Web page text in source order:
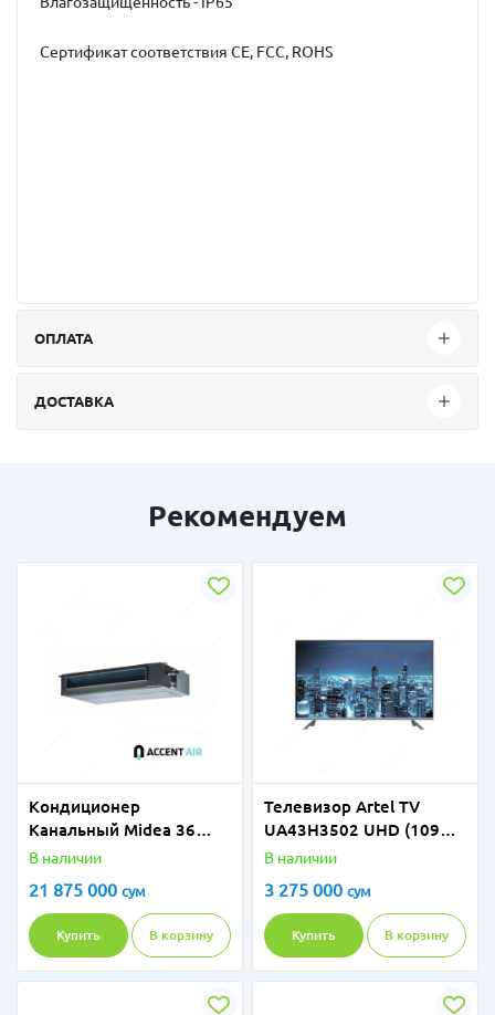
Сертификат соответствия CE, FCC, ROHS
ОПЛАТА
ДОСТАВКА
Рекомендуем
Кондиционер
Канальный Midea 36
Inverter
В наличии
21 875 000 сум
Купить В корзину
Телевизор Artel TV
UA43H3502 UHD (109
см) Android
В наличии
3 275 000 сум
Купить В корзину